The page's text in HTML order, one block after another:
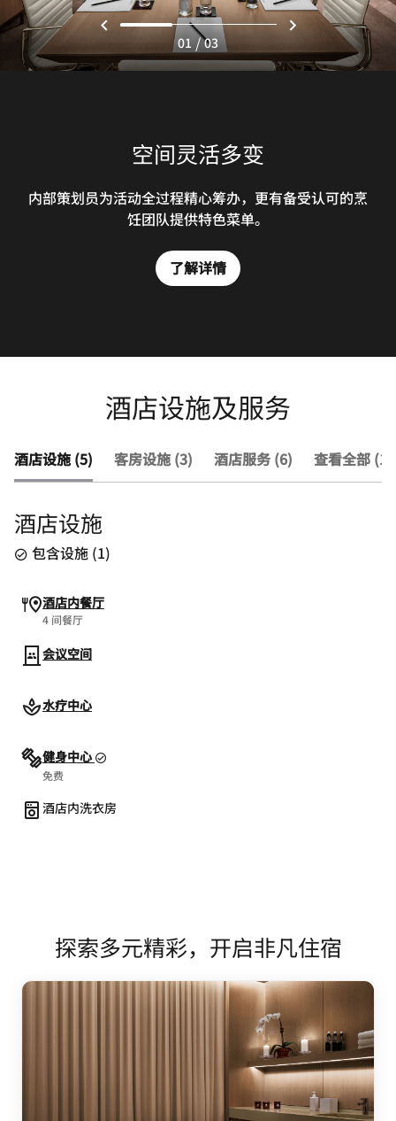
空间灵活多变
内部策划员为活动全过程精心筹办，更有备受认可的烹
饪团队提供特色菜单。
了解详情
01 / 03
酒店设施及服务
酒店设施 (5) 客房设施 (3) 酒店服务 (6) 查看全部
酒店设施
包含设施 (1)
酒店内餐厅
4 间餐厅
会议空间
水疗中心
健身中心
免费
酒店内洗衣房
探索多元精彩，开启非凡住宿